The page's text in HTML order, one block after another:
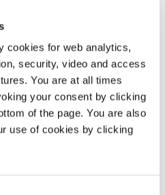
cookies for web analytics,
security, video and access
You are at all times
your consent by clicking
of the page. You are also
use of cookies by clicking
internationalt forbillede, fordi
priser og har gode
med 43,4 pct. af den